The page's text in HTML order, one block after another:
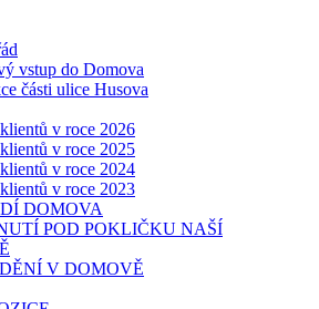
vstup do Domova
části ulice Husova
v roce 2026
v roce 2025
v roce 2024
v roce 2023
DOMOVA
POD POKLIČKU NAŠÍ
V DOMOVĚ